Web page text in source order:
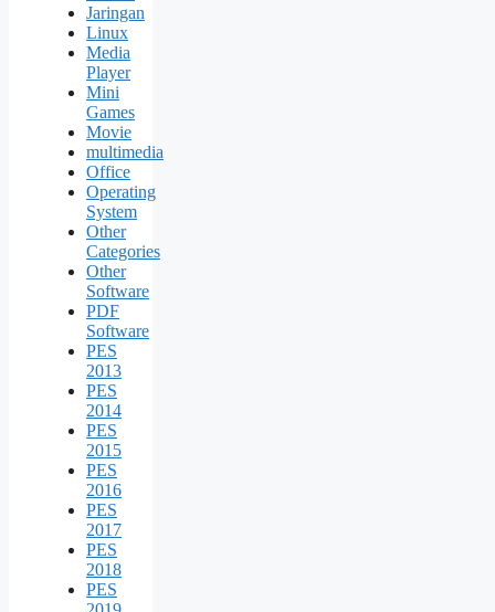
Jaringan
Linux
Media
Player
Mini
Games
Movie
multimedia
Office
Operating
System
Other
Categories
Other
Software
PDF
Software
PES
2013
PES
2014
PES
2015
PES
2016
PES
2017
PES
2018
PES